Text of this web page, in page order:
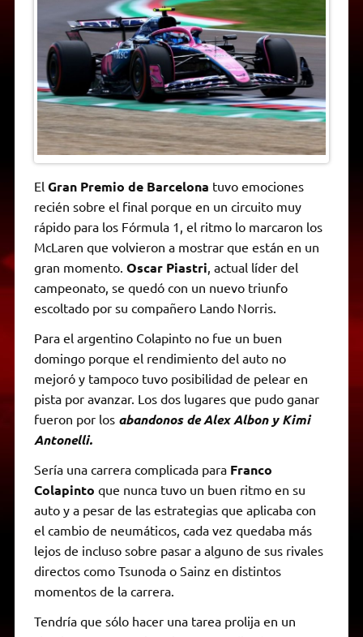
a
m
r
o
o
k
n
g
e
r
i
n
k
F
r
i
e
n
d
l
y
El Gran Premio de Barcelona tuvo emociones
recién sobre el final porque en un circuito muy
rápido para los Fórmula 1, el ritmo lo marcaron los
McLaren que volvieron a mostrar que están en un
gran momento. Oscar Piastri, actual líder del
campeonato, se quedó con un nuevo triunfo
escoltado por su compañero Lando Norris.
Para el argentino Colapinto no fue un buen
domingo porque el rendimiento del auto no
mejoró y tampoco tuvo posibilidad de pelear en
pista por avanzar. Los dos lugares que pudo ganar
fueron por los abandonos de Alex Albon y Kimi
Antonelli.
Sería una carrera complicada para Franco
Colapinto que nunca tuvo un buen ritmo en su
auto y a pesar de las estrategias que aplicaba con
el cambio de neumáticos, cada vez quedaba más
lejos de incluso sobre pasar a alguno de sus rivales
directos como Tsunoda o Sainz en distintos
momentos de la carrera.
Tendría que sólo hacer una tarea prolija en un